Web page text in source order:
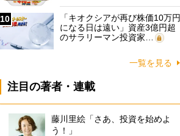
10
「キオクシアが再び株価10万円
になる日は遠い」資産3億円超
のサラリーマン投資家…
一覧を見る
注目の著者・連載
藤川里絵「さあ、投資を始めよ
う！」